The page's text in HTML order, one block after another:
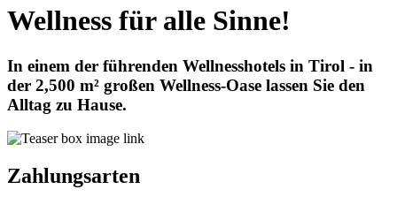
Wellness für alle Sinne!
In einem der führenden Wellnesshotels in Tirol - in
der 2,500 m² großen Wellness-Oase lassen Sie den
Alltag zu Hause.
Zahlungsarten